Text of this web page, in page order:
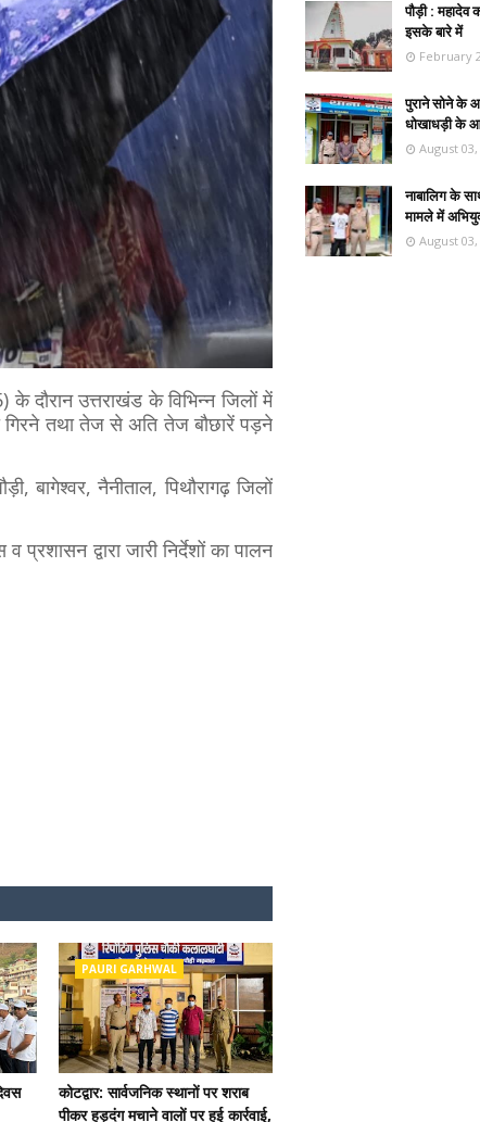
दौरान उत्तराखंड के विभिन्न जिलों में
गिरने तथा तेज से अति तेज बौछारें पड़ने
बागेश्वर, नैनीताल, पिथौरागढ़ जिलों
द्वारा जारी निर्देशों का पालन
PAURI GARHWAL
कोटद्वार: सार्वजनिक स्थानों पर शराब
पीकर हुड़दंग मचाने वालों पर हुई कार्रवाई,
पौड़ी : महादेव
इसके बारे में
February
पुराने सोने के
धोखाधड़ी के
August 03,
नाबालिग के
मामले में
August 03,